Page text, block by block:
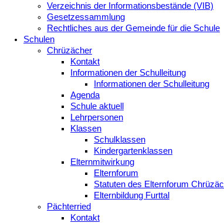
Verzeichnis der Informationsbestände (VIB)
Gesetzessammlung
Rechtliches aus der Gemeinde für die Schule
Schulen
Chrüzächer
Kontakt
Informationen der Schulleitung
Informationen der Schulleitung
Agenda
Schule aktuell
Lehrpersonen
Klassen
Schulklassen
Kindergartenklassen
Elternmitwirkung
Elternforum
Statuten des Elternforum
Elternbildung Furttal
Pächterried
Kontakt